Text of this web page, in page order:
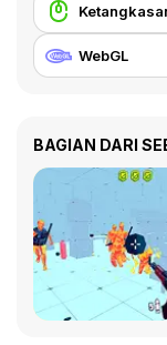
WebGL
BAGIAN DARI